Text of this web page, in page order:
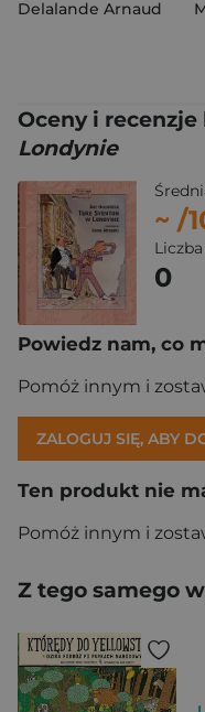
Delalande Arnaud
Oceny i recenzje
Londynie
~ /
0
Powiedz nam, co
Pomóż innym i
ZALOGUJ SIĘ, ABY
Ten produkt nie
Pomóż innym i
Z tego samego